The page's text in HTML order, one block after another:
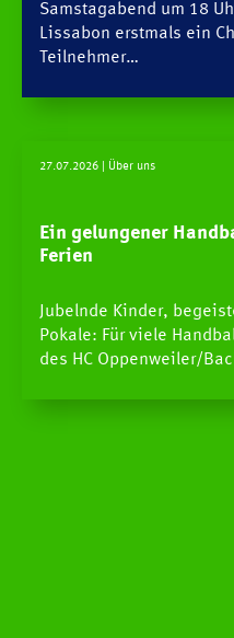
HCOB
TEAMS
SPIELE
NEWS
Pressestelle
Handball Aktuell
Samstagabend um 18
Lissabon erstmals ein
Teilnehmer…
27.07.2026 | Über uns
Ein gelungener
Ferien
Jubelnde Kinder,
Pokale: Für viele
des HC Oppenweiler/